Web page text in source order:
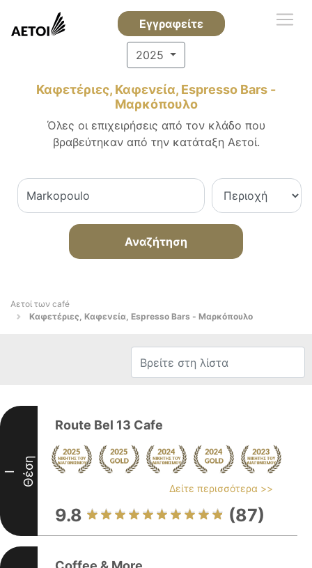
Εγγραφείτε
2025
Καφετέριες, Καφενεία, Espresso Bars -
Μαρκόπουλο
Όλες οι επιχειρήσεις από τον κλάδο που
βραβεύτηκαν από την κατάταξη Αετοί.
Αναζήτηση
Αετοί των café
Καφετέριες, Καφενεία, Espresso Bars - Μαρκόπουλο
I Θέση
Route Bel 13 Cafe
Δείτε περισσότερα >>
9.8 (87)